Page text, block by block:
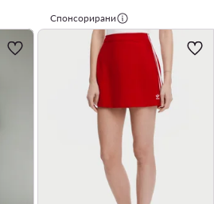
Спонсорирани